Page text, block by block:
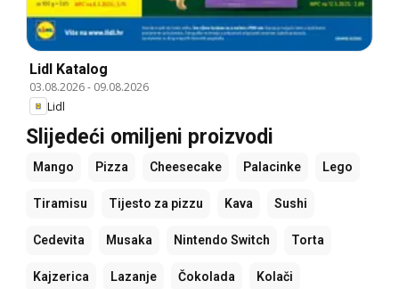
Lidl Katalog
03.08.2026- 09.08.2026
Lidl
Slijedeći omiljeni proizvodi
Mango Pizza Cheesecake Palacinke Lego
Tiramisu Tijesto za pizzu Kava Sushi
Cedevita Musaka Nintendo Switch Torta
Kajzerica Lazanje Čokolada Kolači